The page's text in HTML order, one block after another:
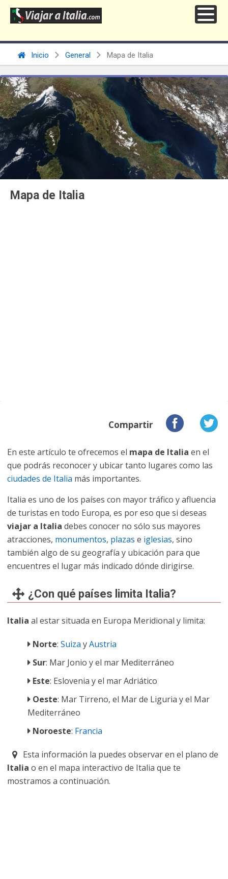
Inicio General Mapa de Italia
Mapa de Italia
Compartir
En este artículo te ofrecemos el mapa de Italia en el
que podrás reconocer y ubicar tanto lugares como las
ciudades de Italia más importantes.
Italia es uno de los países con mayor tráfico y afluencia
de turistas en todo Europa, es por eso que si deseas
viajar a Italia debes conocer no sólo sus mayores
atracciones, monumentos, plazas e iglesias, sino
también algo de su geografía y ubicación para que
encuentres el lugar más indicado dónde dirigirse.
¿Con qué países limita Italia?
Italia al estar situada en Europa Meridional y limita:
Norte: Suiza yAustria
Sur: Mar Jonio y el mar Mediterráneo
Este: Eslovenia y el mar Adriático
Oeste: Mar Tirreno, el Mar de Liguria y el Mar
Mediterráneo
Noroeste: Francia
Esta información la puedes observar en el plano de
Italia o en el mapa interactivo de Italia que te
mostramos a continuación.